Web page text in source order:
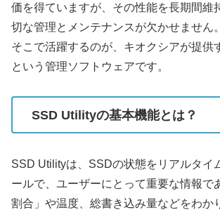
価を得ていますが、その性能を長期間維
切な管理とメンテナンスが欠かせません。
そこで活躍するのが、キオクシアが提供
という管理ソフトウェアです。
SSD Utilityの基本機能とは？
SSD Utilityは、SSDの状態をリアルタイ
ールで、ユーザーにとって重要な情報で
割合」や温度、総書き込み量などをわか